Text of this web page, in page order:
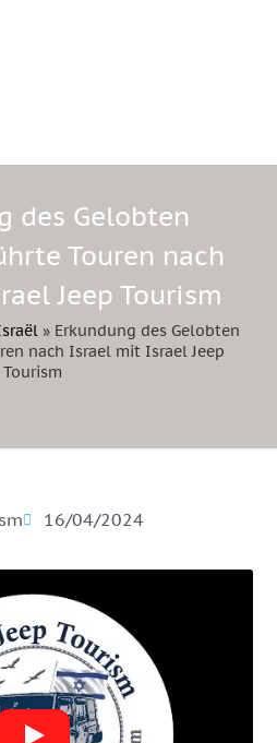
des Gelobten
Touren nach
Jeep Tourism
» Erkundung des Gelobten
nach Israel mit Israel Jeep
Tourism
16/04/2024